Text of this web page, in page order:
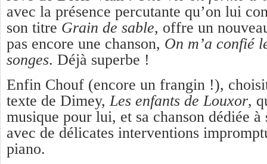
avec la présence percutante qu’on lui
son titre Grain de sable, offre un
pas encore une chanson, On m’a confié
songes. Déjà superbe !
Enfin Chouf (encore un frangin !),
texte de Dimey, Les enfants de Louxor,
musique pour lui, et sa chanson dédiée à
avec de délicates interventions
piano.